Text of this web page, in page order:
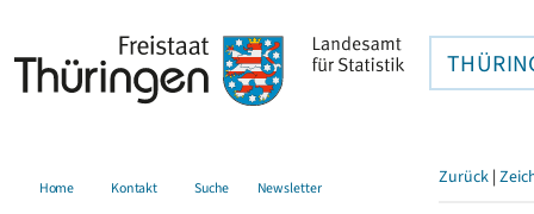
Home Kontakt Suche Newsletter Zurück |